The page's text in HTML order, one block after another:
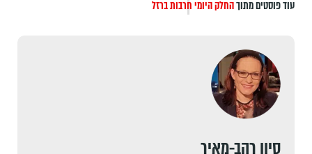
עוד פוסטים מתוךהחלק היומיחרבות ברזל
סיון רהב-מאיר